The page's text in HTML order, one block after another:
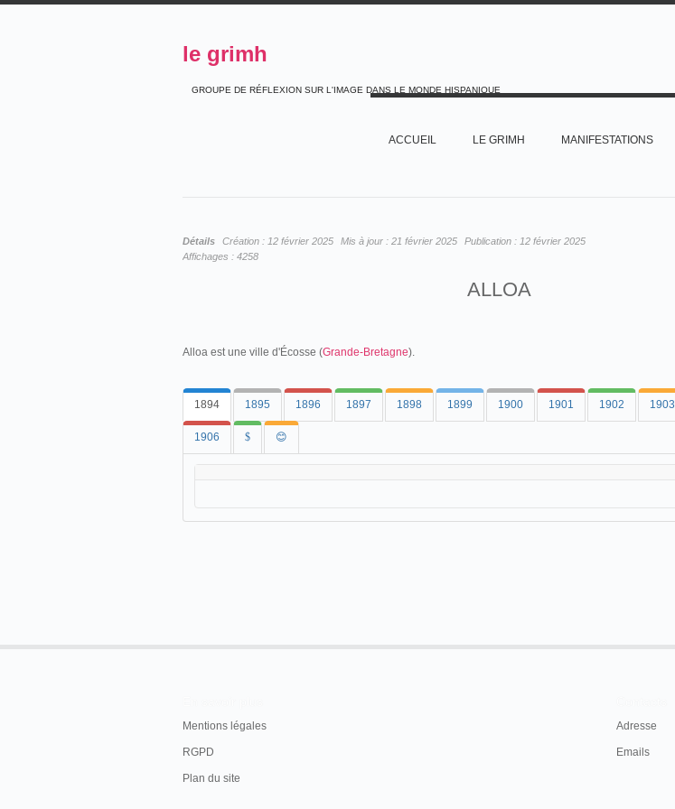
le grimh
GROUPE DE RÉFLEXION SUR L'IMAGE DANS LE MONDE HISPANIQUE
ACCUEIL LE GRIMH MANIFESTATIONS
Détails Création : 12 février 2025 Mis à jour : 21 février 2025 Publication : 12 février 2025
Affichages : 4258
ALLOA
Alloa est une ville d'Écosse (Grande-Bretagne).
1894 1895 1896 1897 1898 1899 1900 1901 1902 1903
1906 $ 😊
Mentions légales
RGPD
Plan du site
Adresse
Emails